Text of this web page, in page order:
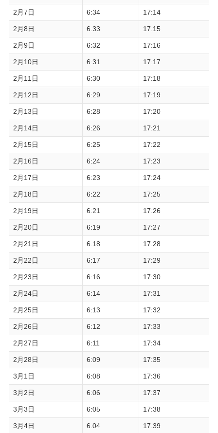
2月7日 6:34 17:14
2月8日 6:33 17:15
2月9日 6:32 17:16
2月10日 6:31 17:17
2月11日 6:30 17:18
2月12日 6:29 17:19
2月13日 6:28 17:20
2月14日 6:26 17:21
2月15日 6:25 17:22
2月16日 6:24 17:23
2月17日 6:23 17:24
2月18日 6:22 17:25
2月19日 6:21 17:26
2月20日 6:19 17:27
2月21日 6:18 17:28
2月22日 6:17 17:29
2月23日 6:16 17:30
2月24日 6:14 17:31
2月25日 6:13 17:32
2月26日 6:12 17:33
2月27日 6:11 17:34
2月28日 6:09 17:35
3月1日 6:08 17:36
3月2日 6:06 17:37
3月3日 6:05 17:38
3月4日 6:04 17:39